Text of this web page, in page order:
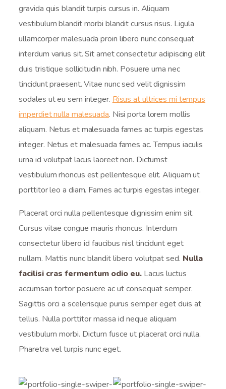
gravida quis blandit turpis cursus in. Aliquam
vestibulum blandit morbi blandit cursus risus. Ligula
ullamcorper malesuada proin libero nunc consequat
interdum varius sit. Sit amet consectetur adipiscing elit
duis tristique sollicitudin nibh. Posuere urna nec
tincidunt praesent. Vitae nunc sed velit dignissim
sodales ut eu sem integer. Risus at ultrices mi tempus
imperdiet nulla malesuada. Nisi porta lorem mollis
aliquam. Netus et malesuada fames ac turpis egestas
integer. Netus et malesuada fames ac. Tempus iaculis
urna id volutpat lacus laoreet non. Dictumst
vestibulum rhoncus est pellentesque elit. Aliquam ut
porttitor leo a diam. Fames ac turpis egestas integer.
Placerat orci nulla pellentesque dignissim enim sit.
Cursus vitae congue mauris rhoncus. Interdum
consectetur libero id faucibus nisl tincidunt eget
nullam. Mattis nunc blandit libero volutpat sed. Nulla
facilisi cras fermentum odio eu. Lacus luctus
accumsan tortor posuere ac ut consequat semper.
Sagittis orci a scelerisque purus semper eget duis at
tellus. Nulla porttitor massa id neque aliquam
vestibulum morbi. Dictum fusce ut placerat orci nulla.
Pharetra vel turpis nunc eget.